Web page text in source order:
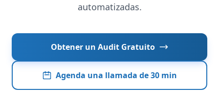
CRM & Data
Local - Baix Penedès · Garraf · Tarragona
automatizadas.
Obtener un Audit Gratuito
Agenda una llamada de 30 min